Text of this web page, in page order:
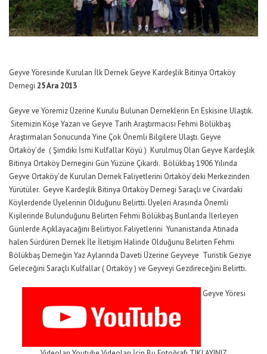
Geyve Yöresinde Kurulan İlk Dernek Geyve Kardeşlik Bitinya Ortaköy
Dernegi 25 Ara 2013
Geyve ve Yöremiz Üzerine Kurulu Bulunan Derneklerin En Eskisine Ulaştık.
Sitemizin Köşe Yazarı ve Geyve Tarih Araştırmacısı Fehmi Bölükbaş
Araştırmaları Sonucunda Yine Çok Önemli Bilgilere Ulaştı. Geyve
Ortaköy’de ( Şimdiki İsmi Kulfallar Köyü ) Kurulmuş Olan Geyve Kardeşlik
Bitinya Ortaköy Dernegini Gün Yüzüne Çıkardı. Bölükbaş 1906 Yılında
Geyve Ortaköy’de Kurulan Dernek Faliyetlerini Ortaköy’deki Merkezinden
Yürütüler. Geyve Kardeşlik Bitinya Ortaköy Dernegi Saraçlı ve Civardaki
Köylerdende Üyelerinin Olduğunu Belirtti. Üyeleri Arasında Önemli
Kişilerinde Bulunduğunu Belirten Fehmi Bölükbaş Bunlarıda İlerleyen
Günlerde Açıklayacağını Belirtiyor. Faliyetlerini Yunanistanda Atinada
halen Sürdüren Dernek İle İletişim Halinde Olduğunu Belirten Fehmi
Bölükbaş Derneğin Yaz Aylarında Daveti Üzerine Geyveye Turistik Geziye
Geleceğini Saraçlı Kulfallar ( Ortaköy ) ve Geyveyi Gezdireceğini Belirtti.
Geyve Yöresi